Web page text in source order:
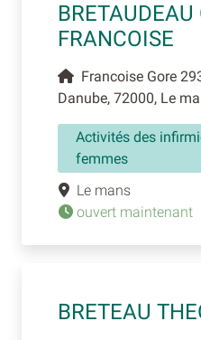
BRETAUDEAU
FRANCOISE
Francoise Gore
Danube, 72000, Le
Activités des
femmes
Le mans
ouvert maintenant
BRETEAU